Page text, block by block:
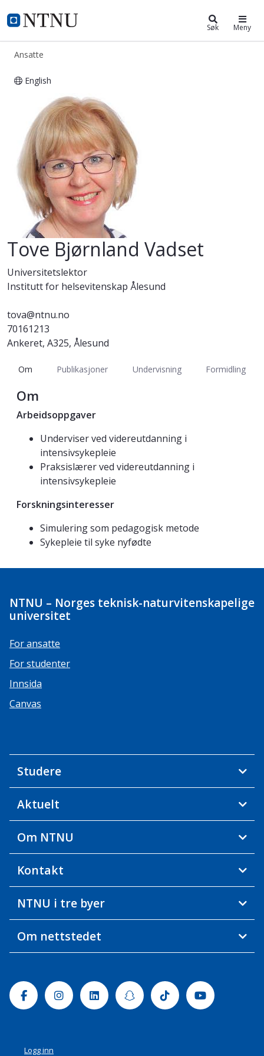
NTNU Hjemmeside
ntnu.no Søk Meny
Ansatte
English
Tove Bjørnland Vadset
Tove Bjørnland Vadset
Universitetslektor
Institutt for helsevitenskap Ålesund
tova@ntnu.no
70161213
Ankeret, A325, Ålesund
Om Publikasjoner Undervisning Formidling
Om
Arbeidsoppgaver
Underviser ved videreutdanning i
intensivsykepleie
Praksislærer ved videreutdanning i
intensivsykepleie
Forskningsinteresser
Simulering som pedagogisk metode
Sykepleie til syke nyfødte
NTNU – Norges teknisk-naturvitenskapelige
universitet
For ansatte
For studenter
Innsida
Canvas
Studere
Aktuelt
Om NTNU
Kontakt
NTNU i tre byer
Om nettstedet
FacebookInstagramLinkedinSnapchatTiktok Youtube
Logg inn